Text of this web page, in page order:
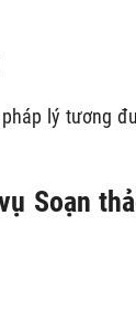
lý tương
Soạn